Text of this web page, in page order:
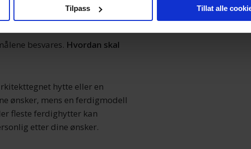
dine personlige data behandles og hvordan du kan velge hvordan de
og annonser et personlig preg, for å levere sosiale
informasjon om hvordan du bruker nettstedet vårt, med partnerne
Tilpass Tillat alle
besvares. Hvordan skal
hytte eller en
ønsker, mens en ferdigmodell
fleste ferdighytter kan
etter dine ønsker.